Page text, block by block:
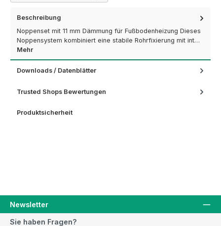
Beschreibung
Noppenset mit 11 mm Dämmung für Fußbodenheizung Dieses
Noppensystem kombiniert eine stabile Rohrfixierung mit int…
Mehr
Downloads / Datenblätter
Trusted Shops Bewertungen
Produktsicherheit
Newsletter
Sie haben Fragen?